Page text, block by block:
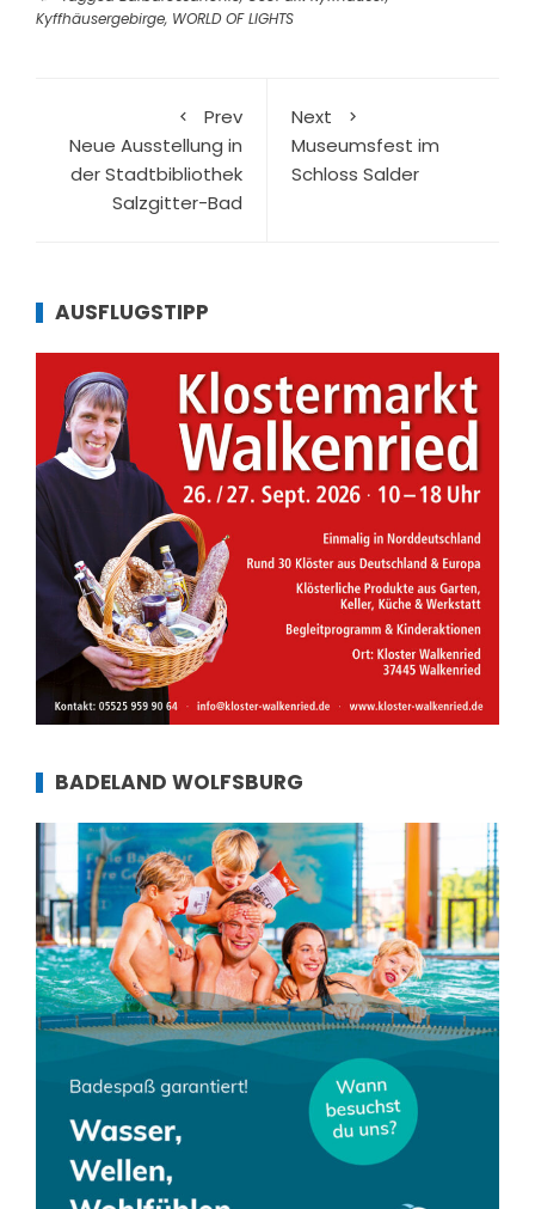
Kyffhäusergebirge, WORLD OF LIGHTS
Prev
Neue Ausstellung in
der Stadtbibliothek
Salzgitter-Bad
Next
Museumsfest im
Schloss Salder
AUSFLUGSTIPP
BADELAND WOLFSBURG